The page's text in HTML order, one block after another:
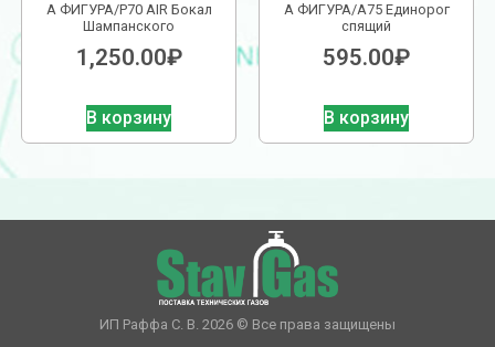
А ФИГУРА/P70 AIR Бокал
Шампанского
1,250.00₽
В корзину
А ФИГУРА/A75 Единорог
спящий
595.00₽
В корзину
ИП Раффа С. В. 2026 © Все права защищены